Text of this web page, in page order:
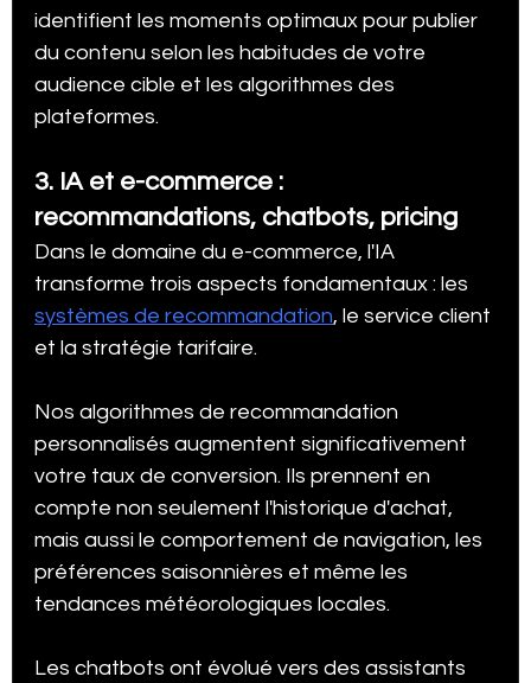
identifient les moments optimaux pour publier
du contenu selon les habitudes de votre
audience cible et les algorithmes des
plateformes.
3. IA et e-commerce :
recommandations, chatbots, pricing
Dans le domaine du e-commerce, l'IA
transforme trois aspects fondamentaux : les
systèmes de recommandation, le service client
et la stratégie tarifaire.
Nos algorithmes de recommandation
personnalisés augmentent significativement
votre taux de conversion. Ils prennent en
compte non seulement l'historique d'achat,
mais aussi le comportement de navigation, les
préférences saisonnières et même les
tendances météorologiques locales.
Les chatbots ont évolué vers des assistants